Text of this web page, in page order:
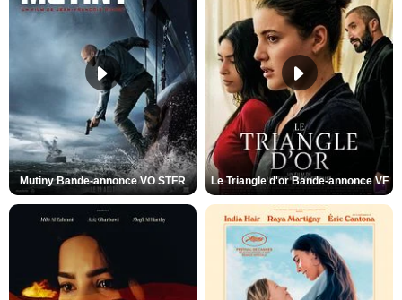
Mutiny Bande-annonce VO STFR Le Triangle d'or Bande-annonce VF